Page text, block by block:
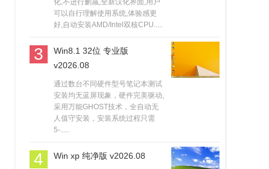
化,不进行删减,全新汉化界面,用户
可以自行理解使用系统,体验感更
好,自动安装AMD/Intel双核CPU.....
3
Win8.1 32位 专业版
v2026.08
通过数台不同硬件型号笔记本测试
安装均无蓝屏现象，硬件完美驱动,
采用万能GHOST技术，全自动无
人值守安装，安装系统过程只需
5-.....
4 Win xp 纯净版 v2026.08